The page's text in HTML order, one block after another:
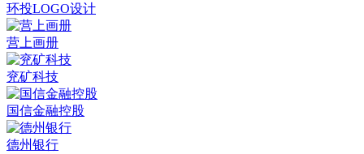
环投LOGO设计
营上画册
兖矿科技
国信金融控股
德州银行